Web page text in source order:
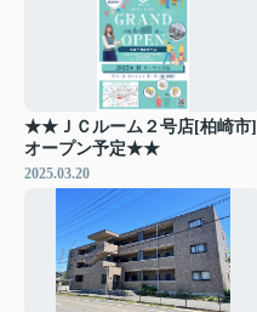
★★ＪＣルーム２号店[柏崎市]
オープン予定★★
2025.03.20